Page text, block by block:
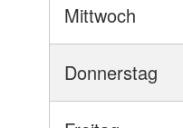
Mittwoch
Donnerstag